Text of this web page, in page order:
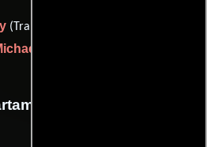
(Transporte),
Leigh
de electricidad